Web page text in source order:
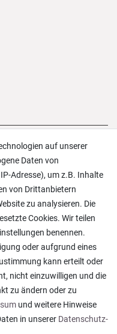
und
auf unserer
Daten von
Adresse), um z.B. Inhalte
von Drittanbietern
zu analysieren. Die
Cookies. Wir teilen
benennen.
oder aufgrund eines
kann erteilt oder
nicht einzuwilligen und die
zu ändern oder zu
und weitere Hinweise
in unserer Daten­schutz­